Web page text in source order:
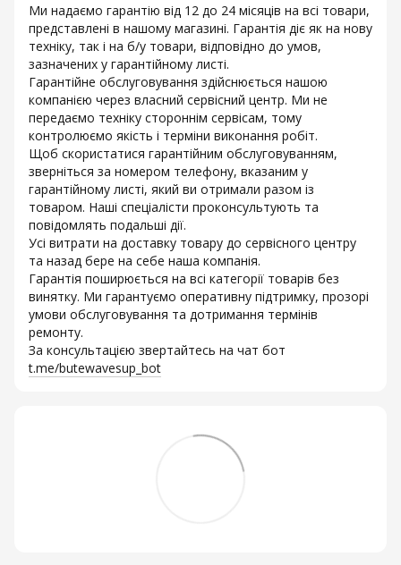
Ми надаємо гарантію від 12 до 24 місяців на всі товари,
представлені в нашому магазині. Гарантія діє як на нову
техніку, так і на б/у товари, відповідно до умов,
зазначених у гарантійному листі.
Гарантійне обслуговування здійснюється нашою
компанією через власний сервісний центр. Ми не
передаємо техніку стороннім сервісам, тому
контролюємо якість і терміни виконання робіт.
Щоб скористатися гарантійним обслуговуванням,
зверніться за номером телефону, вказаним у
гарантійному листі, який ви отримали разом із
товаром. Наші спеціалісти проконсультують та
повідомлять подальші дії.
Усі витрати на доставку товару до сервісного центру
та назад бере на себе наша компанія.
Гарантія поширюється на всі категорії товарів без
винятку. Ми гарантуємо оперативну підтримку, прозорі
умови обслуговування та дотримання термінів
ремонту.
За консультацією звертайтесь на чат бот
t.me/butewavesup_bot